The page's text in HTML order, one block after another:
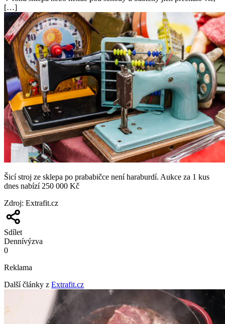
[…]
Šicí stroj ze sklepa po prababičce není haraburdí. Aukce za 1 kus
dnes nabízí 250 000 Kč
Zdroj: Extrafit.cz
Sdílet
Dennívýzva
0
Reklama
Další články z Extrafit.cz